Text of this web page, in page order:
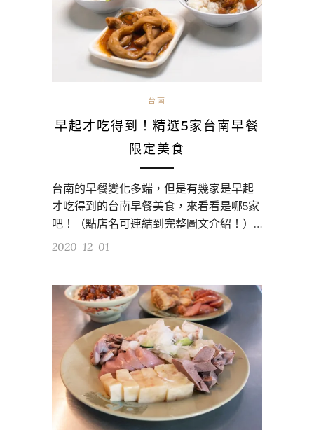
台南
早起才吃得到！精選5家台南早餐
限定美食
台南的早餐變化多端，但是有幾家是早起
才吃得到的台南早餐美食，來看看是哪5家
吧！（點店名可連結到完整圖文介紹！）…
2020-12-01